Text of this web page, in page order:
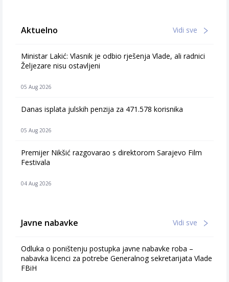
Aktuelno Vidi sve
Ministar Lakić: Vlasnik je odbio rješenja Vlade, ali radnici
Željezare nisu ostavljeni
05 Aug 2026
Danas isplata julskih penzija za 471.578 korisnika
05 Aug 2026
Premijer Nikšić razgovarao s direktorom Sarajevo Film
Festivala
04 Aug 2026
Javne nabavke Vidi sve
Odluka o poništenju postupka javne nabavke roba –
nabavka licenci za potrebe Generalnog sekretarijata Vlade
FBiH